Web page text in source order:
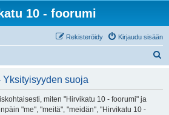
10 - foorumi
Kirjaudu sisään
Rekisteröidy
Yksityisyyden suoja
miten "Hirvikatu 10 - foorumi" ja
"me", "meitä", "meidän", "Hirvikatu 10 -